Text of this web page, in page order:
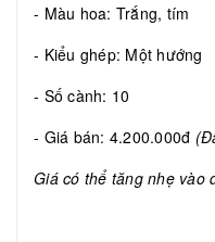
- Màu hoa: Trắng, tím
- Kiểu ghép: Một hướng
- Số cành: 10
- Giá bán: 4.200.000đ
Giá có thể tăng nhẹ vào